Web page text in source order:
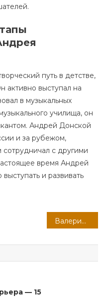
путь в детстве,
активно выступал на
в музыкальных
училища, он
Андрей Донской
и за рубежом,
с другими
время Андрей
и развивать
Валерий Чкалов — советский летчик-испытатель и герой Советского Союза, чьи подвиги в авиации остаются в истории — биография и факты из Википедии
— 15